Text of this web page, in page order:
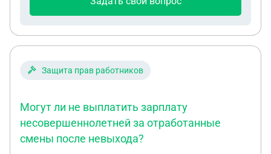
Защита прав работников
Могут ли не выплатить зарплату
несовершеннолетней за отработанные
смены после невыхода?